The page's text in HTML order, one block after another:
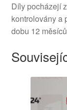
Díly pocházejí
kontrolovány a
dobu 12